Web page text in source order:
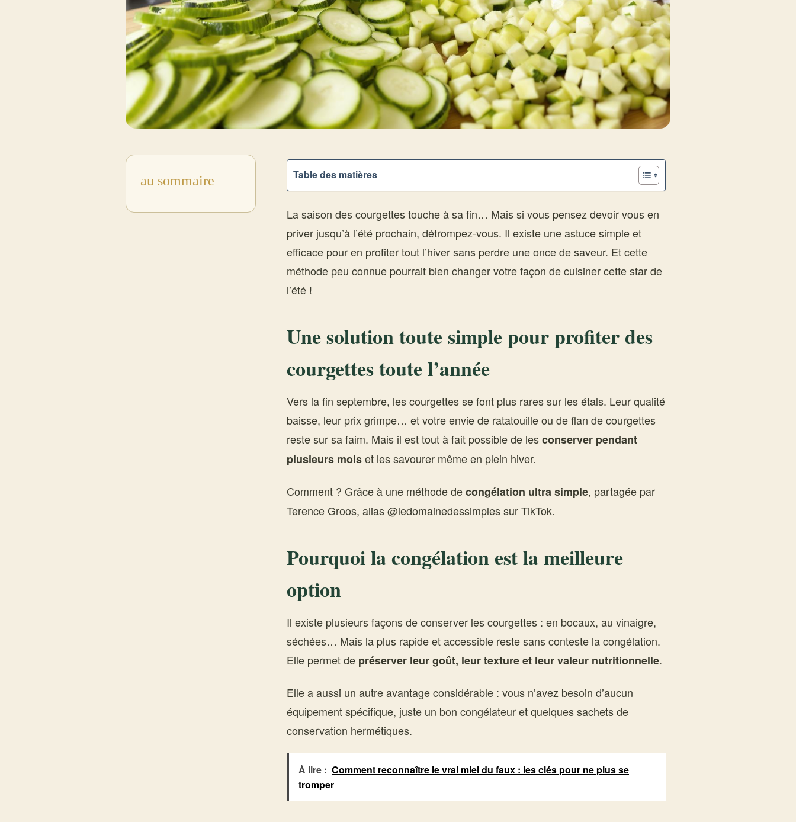
au sommaire Table des matières
La saison des courgettes touche à sa fin… Mais si vous pensez devoir vous en
priver jusqu’à l’été prochain, détrompez-vous. Il existe une astuce simple et
efficace pour en profiter tout l’hiver sans perdre une once de saveur. Et cette
méthode peu connue pourrait bien changer votre façon de cuisiner cette star de
l’été !
Une solution toute simple pour profiter des
courgettes toute l’année
Vers la fin septembre, les courgettes se font plus rares sur les étals. Leur qualité
baisse, leur prix grimpe… et votre envie de ratatouille ou de flan de courgettes
reste sur sa faim. Mais il est tout à fait possible de lesconserver pendant
plusieurs moiset les savourer même en plein hiver.
Comment ? Grâce à une méthode decongélation ultra simple, partagée par
Terence Groos, alias @ledomainedessimples sur TikTok.
Pourquoi la congélation est la meilleure
option
Il existe plusieurs façons de conserver les courgettes : en bocaux, au vinaigre,
séchées… Mais la plus rapide et accessible reste sans conteste la congélation.
Elle permet de préserver leur goût, leur texture et leur valeur nutritionnelle.
Elle a aussi un autre avantage considérable : vous n’avez besoin d’aucun
équipement spécifique, juste un bon congélateur et quelques sachets de
conservation hermétiques.
À lire : Comment reconnaître le vrai miel du faux : les clés pour ne plus se
tromper